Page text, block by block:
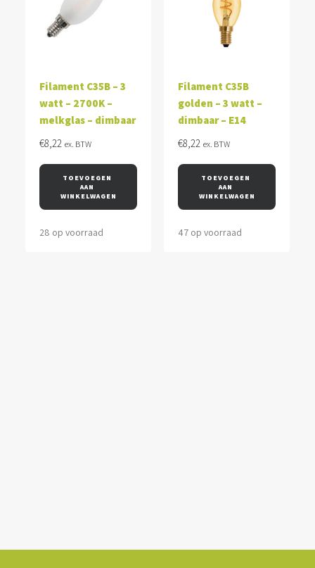
Filament C35B – 3
watt – 2700K –
melkglas – dimbaar
€8,22 ex. BTW
TOEVOEGEN
AAN
WINKELWAGEN
28 op voorraad
Filament C35B
golden – 3 watt –
dimbaar – E14
€8,22 ex. BTW
TOEVOEGEN
AAN
WINKELWAGEN
47 op voorraad